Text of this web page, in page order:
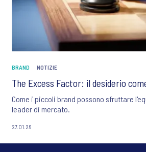
BRAND NOTIZIE
The Excess Factor: il desiderio
Come i piccoli brand possono sfruttare
leader di mercato.
27.01.26